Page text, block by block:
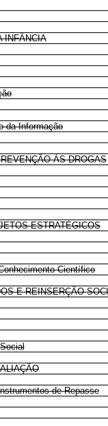
INFÂNCIA
da Informação
ÀS DROGAS
ESTRATÉGICOS
Científico
E REINSERÇÃO
de Repasse